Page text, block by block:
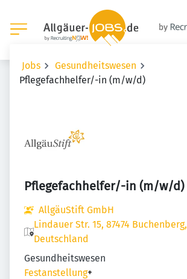
Jobs
Gesundheitswesen
Pflegefachhelfer/-in (m/w/d)
Pflegefachhelfer/-in (m/w/d)
AllgäuStift GmbH
Lindauer Str. 15, 87474 Buchenberg,
Deutschland
Gesundheitswesen
Festanstellung+